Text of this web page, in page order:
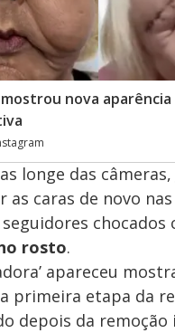
mostrou nova
longe das câmeras,
as caras de novo
chocados
rosto.
apareceu
primeira etapa da
depois da remoção